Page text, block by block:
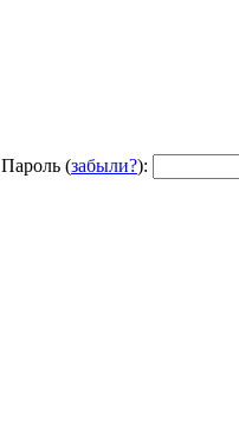
Пароль (забыли?):